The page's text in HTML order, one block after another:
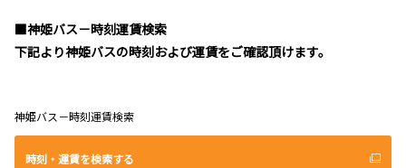
■神姫バス－時刻運賃検索
下記より神姫バスの時刻および運賃をご確認頂けます。
神姫バス－時刻運賃検索
時刻・運賃を検索する